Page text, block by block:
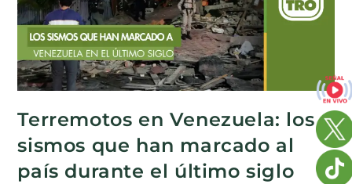
Terremotos en Venezuela: los
sismos que han marcado al
país durante el último siglo